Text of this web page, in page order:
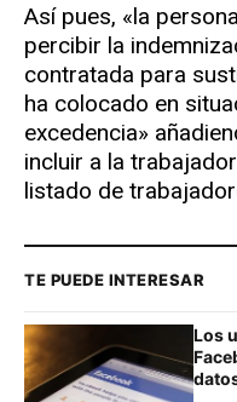
Así pues, «la
percibir la
contratada para
ha colocado en
excedencia»
incluir a la
listado de
TE PUEDE INTERESAR
Los